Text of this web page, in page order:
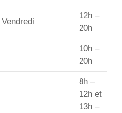
12h –
20h
10h –
20h
8h –
12h et
13h –